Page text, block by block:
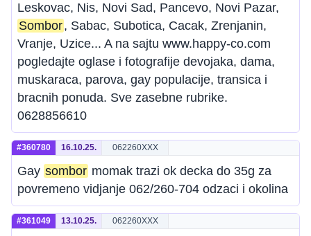
Leskovac, Nis, Novi Sad, Pancevo, Novi Pazar,
Sombor, Sabac, Subotica, Cacak, Zrenjanin,
Vranje, Uzice... A na sajtu www.happy-co.com
pogledajte oglase i fotografije devojaka, dama,
muskaraca, parova, gay populacije, transica i
bracnih ponuda. Sve zasebne rubrike.
0628856610
#360780 16.10.25. 062260XXX
Gay sombor momak trazi ok decka do 35g za
povremeno vidjanje 062/260-704 odzaci i okolina
#361049 13.10.25. 062260XXX